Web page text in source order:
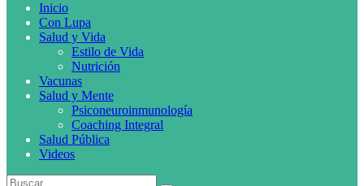
Inicio
Con Lupa
Salud y Vida
Estilo de Vida
Nutrición
Vacunas
Salud y Mente
Psiconeuroinmunología
Coaching Integral
Salud Pública
Videos